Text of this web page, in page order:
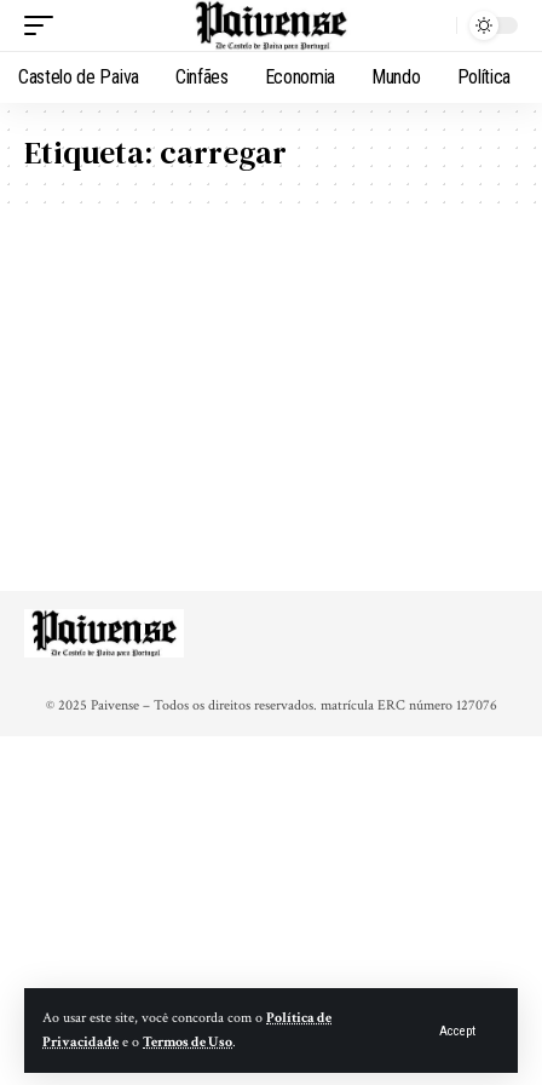
Ao usar este site, você concorda com o Política de
Privacidade e o Termos de Uso.
Accept
Castelo de Paiva Cinfães Economia Mundo Política
Etiqueta:carregar
© 2025 Paivense – Todos os direitos reservados. matrícula ERC número 127076